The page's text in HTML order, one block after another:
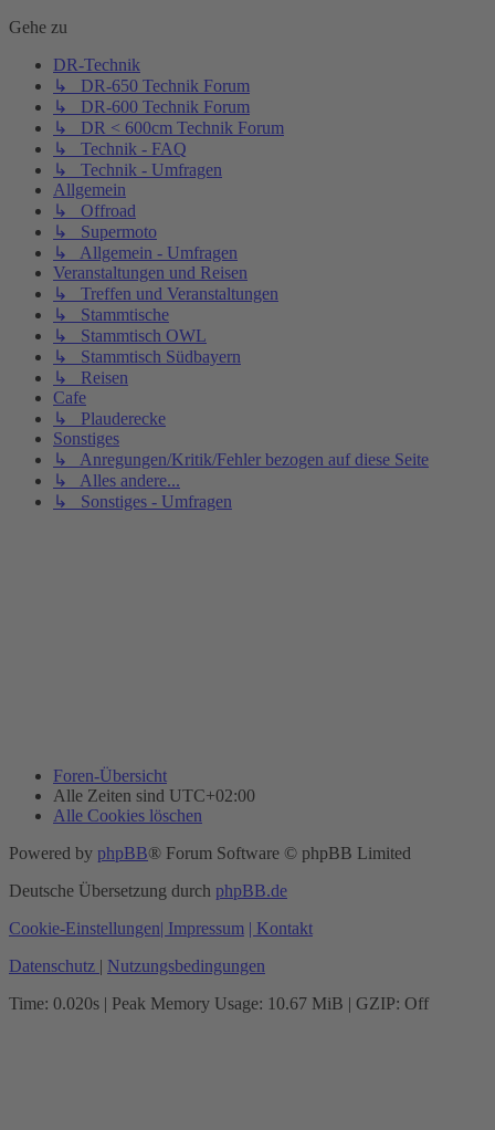
Gehe zu
DR-Technik
↳ DR-650 Technik Forum
↳ DR-600 Technik Forum
↳ DR < 600cm Technik Forum
↳ Technik - FAQ
↳ Technik - Umfragen
Allgemein
↳ Offroad
↳ Supermoto
↳ Allgemein - Umfragen
Veranstaltungen und Reisen
↳ Treffen und Veranstaltungen
↳ Stammtische
↳ Stammtisch OWL
↳ Stammtisch Südbayern
↳ Reisen
Cafe
↳ Plauderecke
Sonstiges
↳ Anregungen/Kritik/Fehler bezogen auf diese Seite
↳ Alles andere...
↳ Sonstiges - Umfragen
Foren-Übersicht
Alle Zeiten sind UTC+02:00
Alle Cookies löschen
Powered by phpBB® Forum Software © phpBB Limited
Deutsche Übersetzung durch phpBB.de
Cookie-Einstellungen| Impressum | Kontakt
Datenschutz | Nutzungsbedingungen
Time: 0.020s | Peak Memory Usage: 10.67 MiB | GZIP: Off